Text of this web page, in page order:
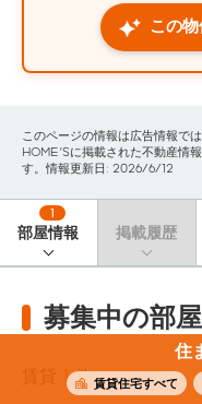
住
賃貸住宅すべて
この
このページの情報は広告情報で
HOME'Sに掲載された不動産情
す。情報更新日: 2026/6/12
部屋情報
1
掲載履歴
募集中の部
1 件